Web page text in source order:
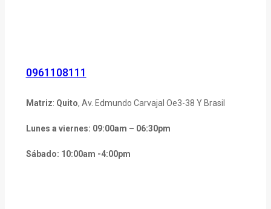
0961108111
Matriz: Quito, Av. Edmundo Carvajal Oe3-38 Y Brasil
Lunes a viernes: 09:00am – 06:30pm
Sábado: 10:00am -4:00pm